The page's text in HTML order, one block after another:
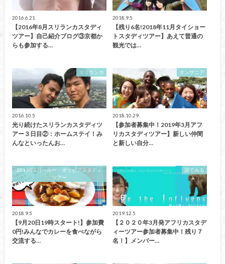
2016.6.21
【2016年8月スリランカスタディ
ツアー】自己紹介ブログ③京都か
らも参加する…
2018.9.5
【残り6名!2018年11月タイショー
トスタディツアー】あえて普通の
観光では…
スリランカ
2016.10.5
光り続けたスリランカスタディツ
アー３日目②：ホームステイ！み
んなといったんお…
タンザニア
2018.10.29
【参加者募集中！2019年3月アフ
リカスタディツアー】新しい仲間
と新しい自分…
2019年2月ペルー・ボリビアスタディ
ツアー
2018.9.5
【9月20日19時スタート!】参加費
0円!みんなでカレーを食べながら
交流する…
国でみる
2019.12.5
【２０２０年3月発アフリカスタデ
ィーツアー参加者募集中！残り７
名！】メンバー…